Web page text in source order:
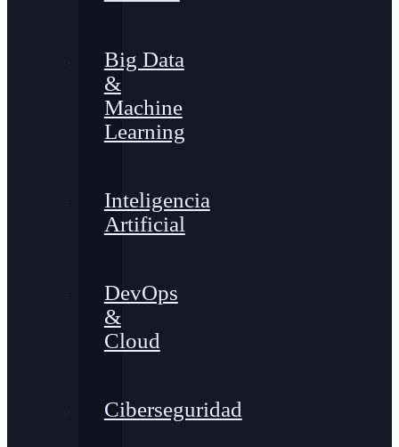
Big Data
&
Machine
Learning
Inteligencia
Artificial
DevOps
&
Cloud
Ciberseguridad